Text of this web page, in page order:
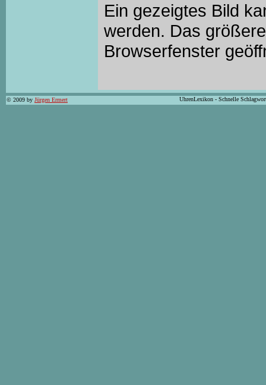
Ein gezeigtes Bild
werden. Das
Browserfenster
© 2009 by Jürgen Ermert UhrenLexikon - Schnelle